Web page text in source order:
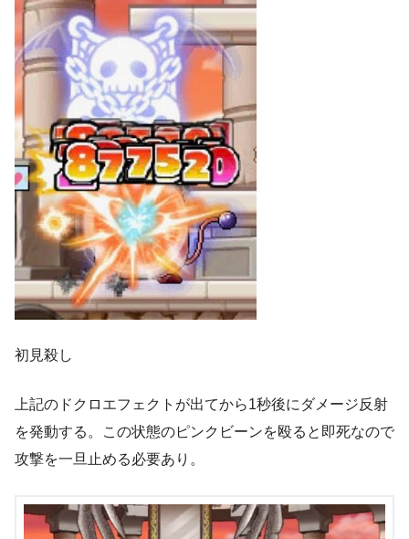
初見殺し
上記のドクロエフェクトが出てから1秒後にダメージ反射
を発動する。この状態のピンクビーンを殴ると即死なので
攻撃を一旦止める必要あり。